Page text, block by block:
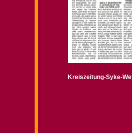
Kreiszeitung-Syke-